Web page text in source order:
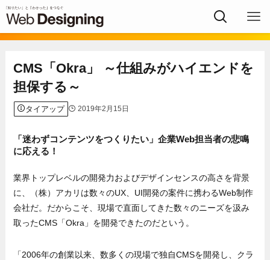
CMS「Okra」 ～仕組みがハイエンドを
担保する～
タイアップ 2019年2月15日
「迷わずコンテンツをつくりたい」企業Web担当者の悲鳴
に応える！
業界トップレベルの開発力およびデザインセンスの高さを背景
に、（株）アカリは数々のUX、UI開発の案件に携わるWeb制作
会社だ。だからこそ、現場で直面してきた数々のニーズを汲み
取ったCMS「Okra」を開発できたのだという。
「2006年の創業以来、数多くの現場で独自CMSを開発し、クラ